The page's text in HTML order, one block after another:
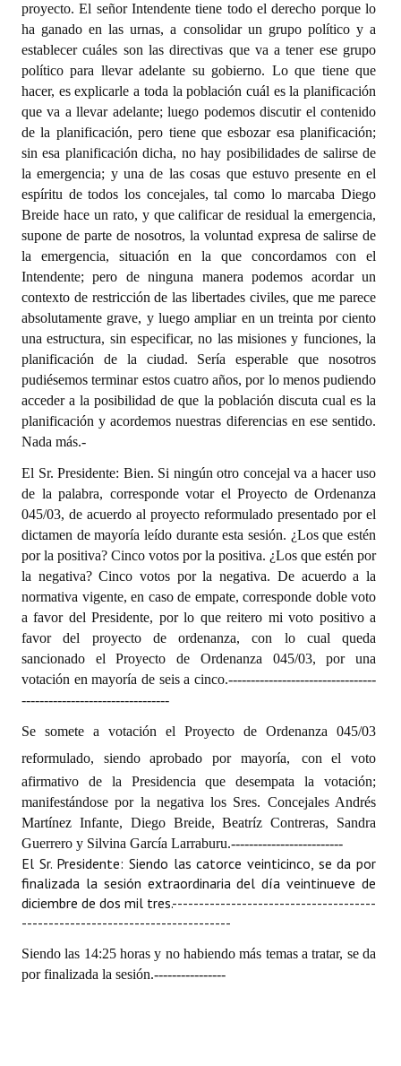
proyecto. El señor Intendente tiene todo el derecho porque lo
ha ganado en las urnas, a consolidar un grupo político y a
establecer cuáles son las directivas que va a tener ese grupo
político para llevar adelante su gobierno. Lo que tiene que
hacer, es explicarle a toda la población cuál es la planificación
que va a llevar adelante; luego podemos discutir el contenido
de la planificación, pero tiene que esbozar esa planificación;
sin esa planificación dicha, no hay posibilidades de salirse de
la emergencia; y una de las cosas que estuvo presente en el
espíritu de todos los concejales, tal como lo marcaba Diego
Breide hace un rato, y que calificar de residual la emergencia,
supone de parte de nosotros, la voluntad expresa de salirse de
la emergencia, situación en la que concordamos con el
Intendente; pero de ninguna manera podemos acordar un
contexto de restricción de las libertades civiles, que me parece
absolutamente grave, y luego ampliar en un treinta por ciento
una estructura, sin especificar, no las misiones y funciones, la
planificación de la ciudad. Sería esperable que nosotros
pudiésemos terminar estos cuatro años, por lo menos pudiendo
acceder a la posibilidad de que la población discuta cual es la
planificación y acordemos nuestras diferencias en ese sentido.
Nada más.-
El Sr. Presidente: Bien. Si ningún otro concejal va a hacer uso
de la palabra, corresponde votar el Proyecto de Ordenanza
045/03, de acuerdo al proyecto reformulado presentado por el
dictamen de mayoría leído durante esta sesión. ¿Los que estén
por la positiva? Cinco votos por la positiva. ¿Los que estén por
la negativa? Cinco votos por la negativa. De acuerdo a la
normativa vigente, en caso de empate, corresponde doble voto
a favor del Presidente, por lo que reitero mi voto positivo a
favor del proyecto de ordenanza, con lo cual queda
sancionado el Proyecto de Ordenanza 045/03, por una
votación en mayoría de seis a cinco.---------------------------------
---------------------------------
Se somete a votación el Proyecto de Ordenanza 045/03
reformulado, siendo aprobado por mayoría,
con el voto
afirmativo de la Presidencia que desempata la votación;
manifestándose por la negativa los Sres. Concejales Andrés
Martínez Infante, Diego Breide, Beatríz Contreras, Sandra
Guerrero y Silvina García Larraburu.-------------------------
El Sr. Presidente: Siendo las catorce veinticinco, se da por
finalizada la sesión extraordinaria del día veintinueve de
diciembre de dos mil tres.--------------------------------------
---------------------------------------
Siendo las 14:25 horas y no habiendo más temas a tratar, se da
por finalizada la sesión.----------------